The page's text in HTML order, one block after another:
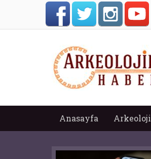
Anasayfa Arkeoloji